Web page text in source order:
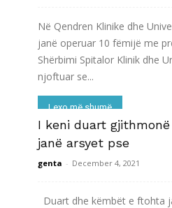
Në Qendren Klinike dhe
janë operuar 10 fëmijë me
Shërbimi Spitalor Klinik dhe
njoftuar se...
Lexo më shumë
I keni duart
janë arsyet pse
genta - December 4, 2021
Duart dhe këmbët e ftohta